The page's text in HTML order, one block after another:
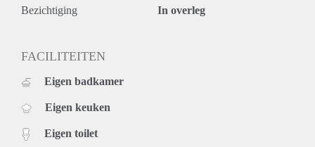
Bezichtiging In overleg
FACILITEITEN
Eigen badkamer
Eigen keuken
Eigen toilet